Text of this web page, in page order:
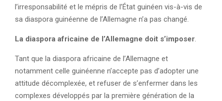
l’irresponsabilité et le mépris de l’État guinéen vis-à-vis de
sa diaspora guinéenne de l’Allemagne n’a pas changé.
La diaspora africaine de l’Allemagne doit s’imposer.
Tant que la diaspora africaine de l’Allemagne et
notamment celle guinéenne n’accepte pas d’adopter une
attitude décomplexée, et refuser de s’enfermer dans les
complexes développés par la première génération de la